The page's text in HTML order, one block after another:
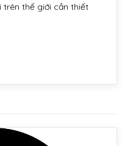
thế giới cần thiết